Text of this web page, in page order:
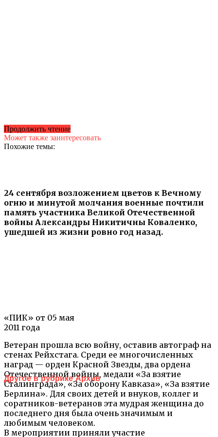
24 сентября возложением цветов к Вечному
огню и минутой молчания военные почтили
память участника Великой Отечественной
войны Александры Никитичны Коваленко,
ушедшей из жизни ровно год назад.
«ПИК» от 05 мая
2011 года
Ветеран прошла всю войну, оставив автограф на
стенах Рейхстага. Среди ее многочисленных
наград — орден Красной Звезды, два ордена
Отечественной войны, медали «За взятие
Сталинграда», «За оборону Кавказа», «За взятие
Берлина». Для своих детей и внуков, коллег и
соратников-ветеранов эта мудрая женщина до
последнего дня была очень значимым и
любимым человеком.
В мероприятии приняли участие
Продолжить чтение
Может также заинтересовать
Похожие темы:
Другое в рубрике Архив